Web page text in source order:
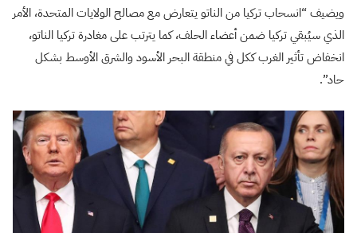
ويضيف “انسحاب تركيا من الناتو يتعارض مع مصالح الولايات المتحدة، الأمر
الذي سيُبقي تركيا ضمن أعضاء الحلف، كما يترتب على مغادرة تركيا الناتو،
انخفاض تأثير الغرب ككل في منطقة البحر الأسود والشرق الأوسط ​​بشكل
حاد”.